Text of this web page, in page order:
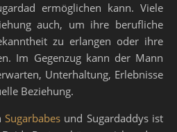
ermöglichen kann. Viele
auch, um ihre berufliche
zu erlangen oder ihre
Im Gegenzug kann der Mann
Unterhaltung, Erlebnisse
Beziehung.
Sugarbabes und Sugardaddys ist